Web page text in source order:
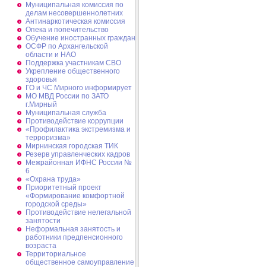
Муниципальная комиссия по
делам несовершеннолетних
Антинаркотическая комиссия
Опека и попечительство
Обучение иностранных граждан
ОСФР по Архангельской
области и НАО
Поддержка участникам СВО
Укрепление общественного
здоровья
ГО и ЧС Мирного информирует
МО МВД России по ЗАТО
г.Мирный
Муниципальная cлужба
Противодействие коррупции
«Профилактика экстремизма и
терроризма»
Мирнинская городская ТИК
Резерв управленческих кадров
Межрайонная ИФНС России №
6
«Охрана труда»
Приоритетный проект
«Формирование комфортной
городской среды»
Противодействие нелегальной
занятости
Неформальная занятость и
работники предпенсионного
возраста
Территориальное
общественное самоуправление